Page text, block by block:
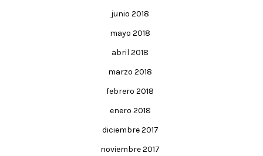
junio 2018
mayo 2018
abril 2018
marzo 2018
febrero 2018
enero 2018
diciembre 2017
noviembre 2017